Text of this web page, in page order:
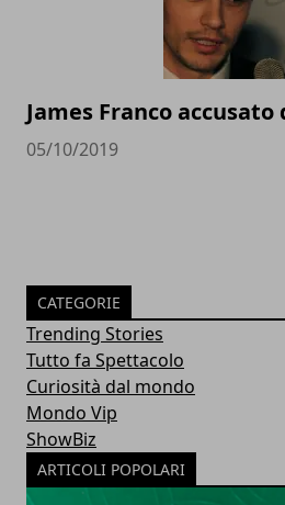
James Franco
05/10/2019
CATEGORIE
Trending Stories
Tutto fa Spettacolo
Curiosità dal mondo
Mondo Vip
ShowBiz
ARTICOLI POPOLARI